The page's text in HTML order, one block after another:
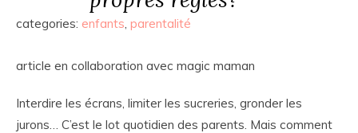
categories: enfants, parentalité
article en collaboration avec magic maman
Interdire les écrans, limiter les sucreries, gronder les
jurons… C’est le lot quotidien des parents. Mais comment